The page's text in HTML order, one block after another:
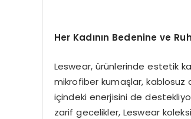
Her Kadının Bedenine ve
Leswear, ürünlerinde estetik
mikrofiber kumaşlar, kablosuz
içindeki enerjisini de
zarif gecelikler, Leswear